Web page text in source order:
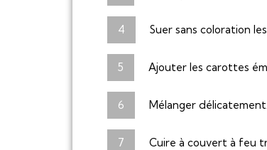
Suer sans coloration
Ajouter les carottes
Mélanger délicatement.
Cuire à couvert à feu